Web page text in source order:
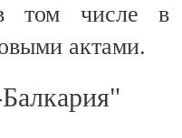
в том числе
актами.